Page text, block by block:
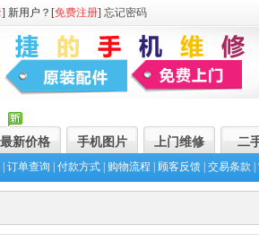
] 新用户？[免费注册] 忘记密码
最新价格 手机图片 上门维修 二
订单查询 付款方式 购物流程 顾客反馈 交易条款